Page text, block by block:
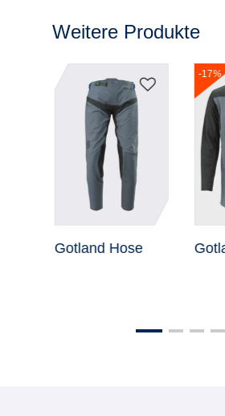
Weitere Produkte
Gotland Hose
-17%